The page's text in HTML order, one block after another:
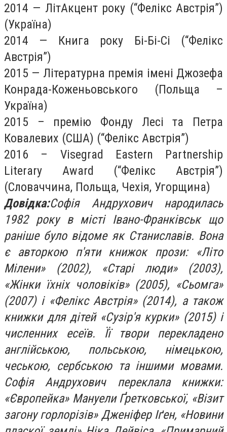
2014 — ЛітАкцент року (“Фелікс Австрія”)
(Україна)
2014 — Книга року Бі-Бі-Сі (“Фелікс
Австрія”)
2015 — Літературна премія імені Джозефа
Конрада-Коженьовського (Польща –
Україна)
2015 – премію Фонду Лесі та Петра
Ковалевих (США) (“Фелікс Австрія”)
2016 – Visegrad Eastern Partnership
Literary Award (“Фелікс Австрія”)
(Словаччина, Польща, Чехія, Угорщина)
Довідка:Софія Андрухович народилась
1982 року в місті Івано-Франківськ що
раніше було відоме як Станиславів. Вона
є авторкою п'яти книжок прози: «Літо
Мілени» (2002), «Старі люди» (2003),
«Жінки їхніх чоловіків» (2005), «Сьомга»
(2007) і «Фелікс Австрія» (2014), а також
книжки для дітей «Сузір'я курки» (2015) і
численних есеїв. Її твори перекладено
англійською, польською, німецькою,
чеською, сербською та іншими мовами.
Софія Андрухович переклала книжки:
«Європейка» Мануели Ґретковської, «Візит
загону горлорізів» Дженіфер Іґен, «Новини